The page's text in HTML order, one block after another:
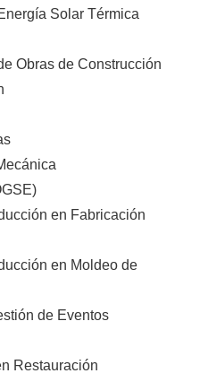
Solar Térmica
Obras de Construcción
en Fabricación
en Moldeo de
de Eventos
Restauración